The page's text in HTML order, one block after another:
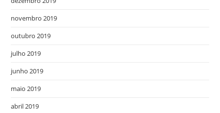
novembro 2019
outubro 2019
julho 2019
junho 2019
maio 2019
abril 2019